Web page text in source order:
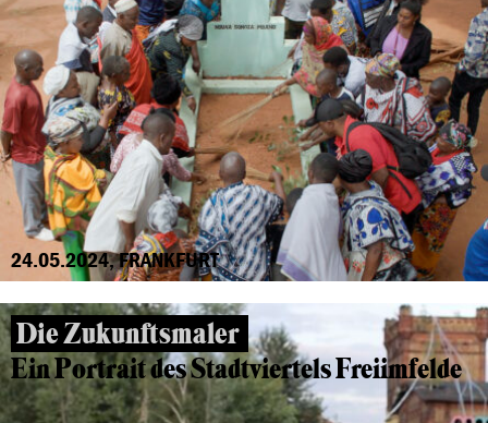
24.05.2024, FRANKFURT
Die Zukunftsmaler
Ein Portrait des Stadtviertels Freiimfelde